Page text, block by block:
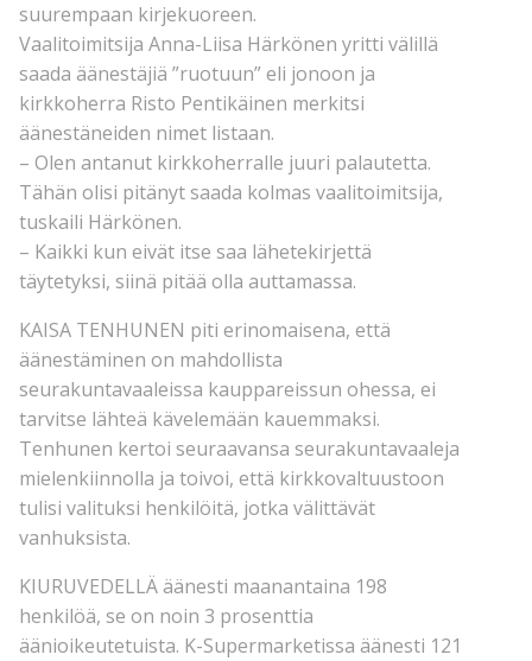
suurempaan kirjekuoreen.
Vaalitoimitsija Anna-Liisa Härkönen yritti välillä
saada äänestäjiä ”ruotuun” eli jonoon ja
kirkkoherra Risto Pentikäinen merkitsi
äänestäneiden nimet listaan.
– Olen antanut kirkkoherralle juuri palautetta.
Tähän olisi pitänyt saada kolmas vaalitoimitsija,
tuskaili Härkönen.
– Kaikki kun eivät itse saa lähetekirjettä
täytetyksi, siinä pitää olla auttamassa.
KAISA TENHUNEN piti erinomaisena, että
äänestäminen on mahdollista
seurakuntavaaleissa kauppareissun ohessa, ei
tarvitse lähteä kävelemään kauemmaksi.
Tenhunen kertoi seuraavansa seurakuntavaaleja
mielenkiinnolla ja toivoi, että kirkkovaltuustoon
tulisi valituksi henkilöitä, jotka välittävät
vanhuksista.
KIURUVEDELLÄ äänesti maanantaina 198
henkilöä, se on noin 3 prosenttia
äänioikeutetuista. K-Supermarketissa äänesti 121